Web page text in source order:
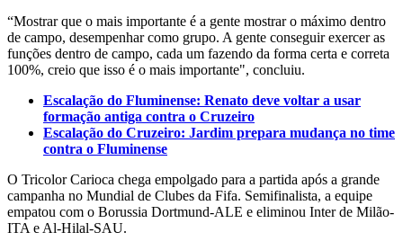
“Mostrar que o mais importante é a gente mostrar o máximo dentro
de campo, desempenhar como grupo. A gente conseguir exercer as
funções dentro de campo, cada um fazendo da forma certa e correta
100%, creio que isso é o mais importante", concluiu.
Escalação do Fluminense: Renato deve voltar a usar
formação antiga contra o Cruzeiro
Escalação do Cruzeiro: Jardim prepara mudança no time
contra o Fluminense
O Tricolor Carioca chega empolgado para a partida após a grande
campanha no Mundial de Clubes da Fifa. Semifinalista, a equipe
empatou com o Borussia Dortmund-ALE e eliminou Inter de Milão-
ITA e Al-Hilal-SAU.